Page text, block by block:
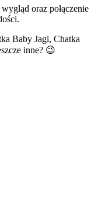
oraz połączenie
Baby Jagi, Chatka
inne? 😉